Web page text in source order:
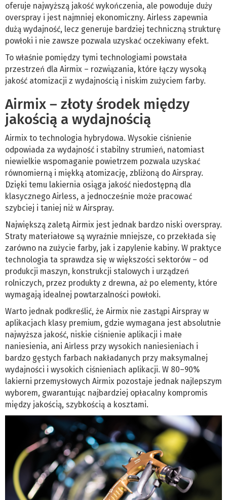
oferuje najwyższą jakość wykończenia, ale powoduje duży
overspray i jest najmniej ekonomiczny. Airless zapewnia
dużą wydajność, lecz generuje bardziej techniczną strukturę
powłoki i nie zawsze pozwala uzyskać oczekiwany efekt.
To właśnie pomiędzy tymi technologiami powstała
przestrzeń dla Airmix – rozwiązania, które łączy wysoką
jakość atomizacji z wydajnością i niskim zużyciem farby.
Airmix – złoty środek między
jakością a wydajnością
Airmix to technologia hybrydowa. Wysokie ciśnienie
odpowiada za wydajność i stabilny strumień, natomiast
niewielkie wspomaganie powietrzem pozwala uzyskać
równomierną i miękką atomizację, zbliżoną do Airspray.
Dzięki temu lakiernia osiąga jakość niedostępną dla
klasycznego Airless, a jednocześnie może pracować
szybciej i taniej niż w Airspray.
Największą zaletą Airmix jest jednak bardzo niski overspray.
Straty materiałowe są wyraźnie mniejsze, co przekłada się
zarówno na zużycie farby, jak i zapylenie kabiny. W praktyce
technologia ta sprawdza się w większości sektorów – od
produkcji maszyn, konstrukcji stalowych i urządzeń
rolniczych, przez produkty z drewna, aż po elementy, które
wymagają idealnej powtarzalności powłoki.
Warto jednak podkreślić, że Airmix nie zastąpi Airspray w
aplikacjach klasy premium, gdzie wymagana jest absolutnie
najwyższa jakość, niskie ciśnienie aplikacji i małe
naniesienia, ani Airless przy wysokich naniesieniach i
bardzo gęstych farbach nakładanych przy maksymalnej
wydajności i wysokich ciśnieniach aplikacji. W 80–90%
lakierni przemysłowych Airmix pozostaje jednak najlepszym
wyborem, gwarantując najbardziej opłacalny kompromis
między jakością, szybkością a kosztami.